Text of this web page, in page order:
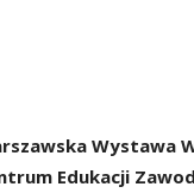
Wystawa
Edukacji